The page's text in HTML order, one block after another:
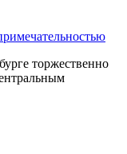
торжественно